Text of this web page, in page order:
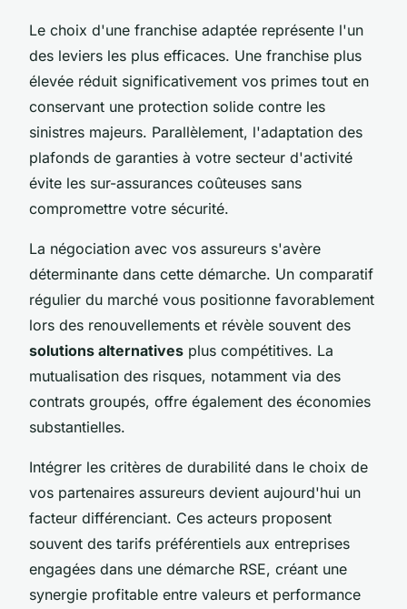
Le choix d'une franchise adaptée représente l'un
des leviers les plus efficaces. Une franchise plus
élevée réduit significativement vos primes tout en
conservant une protection solide contre les
sinistres majeurs. Parallèlement, l'adaptation des
plafonds de garanties à votre secteur d'activité
évite les sur-assurances coûteuses sans
compromettre votre sécurité.
La négociation avec vos assureurs s'avère
déterminante dans cette démarche. Un comparatif
régulier du marché vous positionne favorablement
lors des renouvellements et révèle souvent des
solutions alternatives plus compétitives. La
mutualisation des risques, notamment via des
contrats groupés, offre également des économies
substantielles.
Intégrer les critères de durabilité dans le choix de
vos partenaires assureurs devient aujourd'hui un
facteur différenciant. Ces acteurs proposent
souvent des tarifs préférentiels aux entreprises
engagées dans une démarche RSE, créant une
synergie profitable entre valeurs et performance